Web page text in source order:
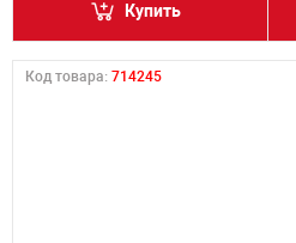
Купить
Код товара: 714245